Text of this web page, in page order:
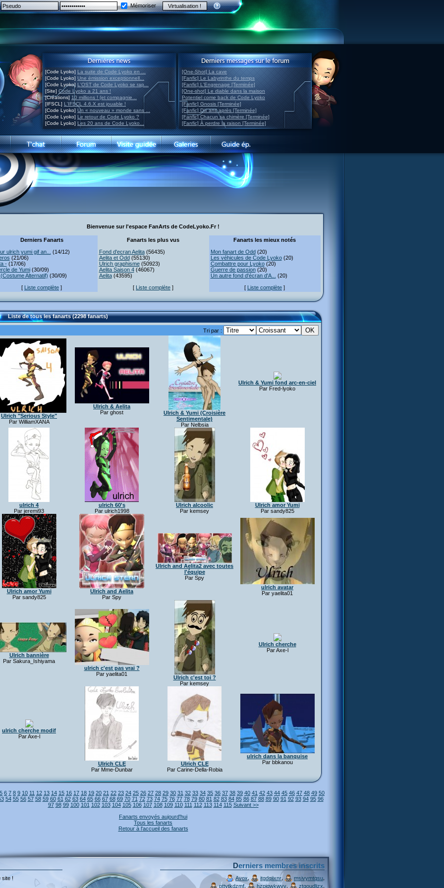
Mémoriser
[Code Lyoko] La suite de Code Lyoko en ...
[Code Lyoko] Une émission exceptionnell...
[Code Lyoko] L'OST de Code Lyoko se rap...
[Site] Code Lyoko a 21 ans !
[Créations] 10 millions ! (et compagnie...
[IFSCL] L'IFSCL 4.6.X est jouable !
[Code Lyoko] Un « nouveau » monde sans ...
[Code Lyoko] Le retour de Code Lyoko ?
[Code Lyoko] Les 20 ans de Code Lyoko...
[One-Shot] La cave
[Fanfic] Le Labyrinthe du temps
[Fanfic] L'Engrenage [Terminée]
[One-shot] Le diable dans la maison
Potentiel come back de Code Lyoko
[Fanfic] Gnosis [Terminée]
[Fanfic] Dix ans après [Terminée]
[Fanfic] Chacun sa chimère [Terminée]
[Fanfic] À perdre la raison [Terminée]
Bienvenue sur l'espace FanArts de CodeLyoko.Fr !
Derniers Fanarts
ulrich yumi gif an...
(14/12)
(21/06)
-(17/06)
de Yumi(30/09)
Alternatif) (30/09)
[ Liste complète ]
Fanarts les plus vus
Fond d'ecran Aelita(56435)
Aelita et Odd(55130)
Ulrich graphisme(50923)
Aelita Saison 4(46067)
Aelita(43595)
[ Liste complète ]
Fanarts les mieux notés
Mon fanart de Odd(20)
Les véhicules de Code Lyoko(20)
Combattre pour Lyoko(20)
Guerre de passion(20)
Un autre fond d'écran d'A...
(20)
[ Liste complète ]
Liste de tous les fanarts (2298 fanarts)
Tri par :
Ulrich "Serious Style"
Par WilliamXANA
Ulrich & Aelita
Par ghost
Ulrich & Yumi (Croisière
Sentimentale)
Par Nelbsia
Ulrich & Yumi fond arc-en-ciel
Par Fred-lyoko
ulrich 4
Par jeremi93
ulrich 60's
Par ulrich1998
Ulrich alcoolic
Par kemsey
Ulrich amor Yumi
Par sandy825
Ulrich amor Yumi
Par sandy825
Ulrich and Aelita
Par Spy
Ulrich and Aelita2 avec toutes
l'équipe
Par Spy
ulrich avatar
Par yaelita01
Ulrich bannière
Par Sakura_Ishiyama
ulrich c'est pas vrai ?
Par yaelita01
Ulrich c'est toi ?
Par kemsey
Ulrich cherche
Par Axe-l
ulrich cherche modif
Par Axe-l
Ulrich CLE
Par Mme-Dunbar
Ulrich CLE
Par Carine-Della-Robia
ulrich dans la banquise
Par bbkanou
5 6 7 8 9 10 11 12 13 14 15 16 17 18 19 20 21 22 23 24 25 26 27 28 29 30 31 32 33 34 35 36 37 38 39 40 41 42 43 44 45 46 47 48 49 50
54 55 56 57 58 59 60 61 62 63 64 65 66 67 68 69 70 71 72 73 74 75 76 77 78 79 80 81 82 83 84 85 86 87 88 89 90 91 92 93 94 95 96
97 98 99 100 101 102 103 104 105 106 107 108 109 110 111 112 113 114 115 Suivant >>
Fanarts envoyés aujourd'hui
Tous les fanarts
Retour à l'accueil des fanarts
site !
Derniers membres inscrits
Avox itgdqiixnr, msivymtqsu
pttytkdzmf, hzpjqwkwvv ztgoudljzx